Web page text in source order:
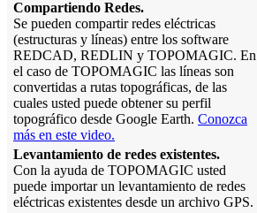
Compartiendo Redes.
Se pueden compartir redes eléctricas
(estructuras y líneas) entre los software
REDCAD, REDLIN y TOPOMAGIC. En
el caso de TOPOMAGIC las líneas son
convertidas a rutas topográficas, de las
cuales usted puede obtener su perfil
topográfico desde Google Earth. Conozca
más en este video.
Levantamiento de redes existentes.
Con la ayuda de TOPOMAGIC usted
puede importar un levantamiento de redes
eléctricas existentes desde un archivo GPS.